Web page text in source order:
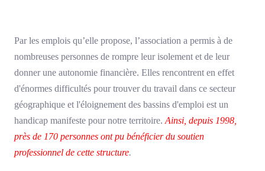
Par les emplois qu’elle propose, l’association a permis à de
nombreuses personnes de rompre leur isolement et de leur
donner une autonomie financière. Elles rencontrent en effet
d'énormes difficultés pour trouver du travail dans ce secteur
géographique et l'éloignement des bassins d'emploi est un
handicap manifeste pour notre territoire. Ainsi, depuis 1998,
près de 170 personnes ont pu bénéficier du soutien
professionnel de cette structure.